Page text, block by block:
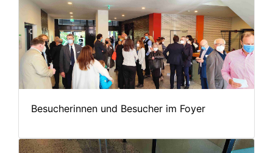
Besucherinnen und Besucher im Foyer